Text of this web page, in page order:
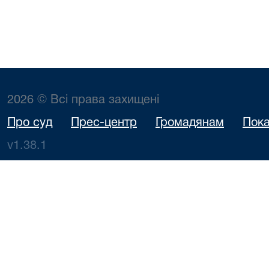
2026 © Всі права захищені
Про суд Прес-центр Громадянам
v1.38.1